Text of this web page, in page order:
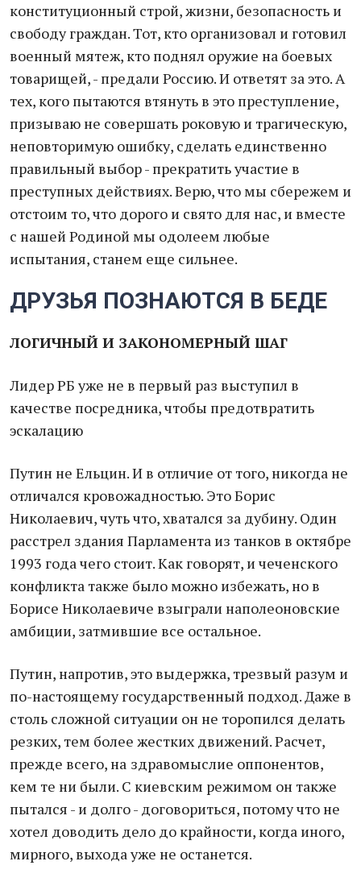
конституционный строй, жизни, безопасность и
свободу граждан. Тот, кто организовал и готовил
военный мятеж, кто поднял оружие на боевых
товарищей, - предали Россию. И ответят за это. А
тех, кого пытаются втянуть в это преступление,
призываю не совершать роковую и трагическую,
неповторимую ошибку, сделать единственно
правильный выбор - прекратить участие в
преступных действиях. Верю, что мы сбережем и
отстоим то, что дорого и свято для нас, и вместе
с нашей Родиной мы одолеем любые
испытания, станем еще сильнее.
ДРУЗЬЯ ПОЗНАЮТСЯ В БЕДЕ
ЛОГИЧНЫЙ И ЗАКОНОМЕРНЫЙ ШАГ
Лидер РБ уже не в первый раз выступил в
качестве посредника, чтобы предотвратить
эскалацию
Путин не Ельцин. И в отличие от того, никогда не
отличался кровожадностью. Это Борис
Николаевич, чуть что, хватался за дубину. Один
расстрел здания Парламента из танков в октябре
1993 года чего стоит. Как говорят, и чеченского
конфликта также было можно избежать, но в
Борисе Николаевиче взыграли наполеоновские
амбиции, затмившие все остальное.
Путин, напротив, это выдержка, трезвый разум и
по-настоящему государственный подход. Даже в
столь сложной ситуации он не торопился делать
резких, тем более жестких движений. Расчет,
прежде всего, на здравомыслие оппонентов,
кем те ни были. С киевским режимом он также
пытался - и долго - договориться, потому что не
хотел доводить дело до крайности, когда иного,
мирного, выхода уже не останется.